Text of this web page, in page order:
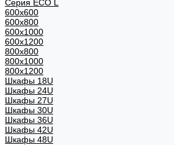
Серия ECO L
600x600
600x800
600х1000
600х1200
800x800
800х1000
800х1200
Шкафы 18U
Шкафы 24U
Шкафы 27U
Шкафы 30U
Шкафы 36U
Шкафы 42U
Шкафы 48U